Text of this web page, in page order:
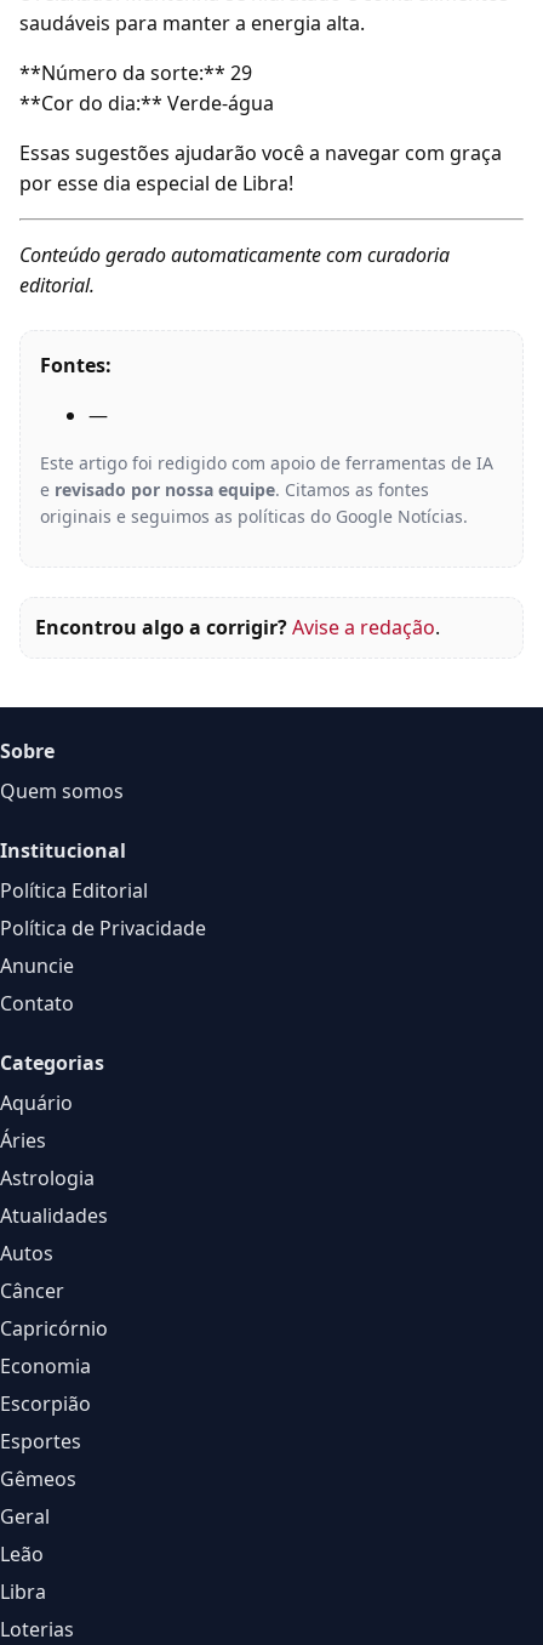
saudáveis para manter a energia alta.
**Número da sorte:** 29
**Cor do dia:** Verde-água
Essas sugestões ajudarão você a navegar com graça
por esse dia especial de Libra!
Conteúdo gerado automaticamente com curadoria
editorial.
Fontes:
—
Este artigo foi redigido com apoio de ferramentas de IA
e revisado por nossa equipe. Citamos as fontes
originais e seguimos as políticas do Google Notícias.
Encontrou algo a corrigir?Avise a redação.
Sobre
Quem somos
Institucional
Política Editorial
Política de Privacidade
Anuncie
Contato
Categorias
Aquário
Áries
Astrologia
Atualidades
Autos
Câncer
Capricórnio
Economia
Escorpião
Esportes
Gêmeos
Geral
Leão
Libra
Loterias